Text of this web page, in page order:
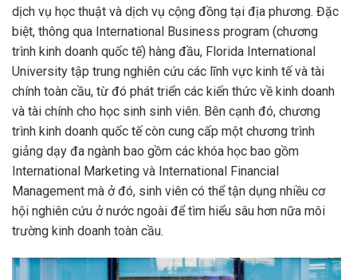
dịch vụ học thuật và dịch vụ cộng đồng tại địa phương. Đặc
biệt, thông qua International Business program (chương
trình kinh doanh quốc tế) hàng đầu, Florida International
University tập trung nghiên cứu các lĩnh vực kinh tế và tài
chính toàn cầu, từ đó phát triển các kiến thức về kinh doanh
và tài chính cho học sinh sinh viên. Bên cạnh đó, chương
trình kinh doanh quốc tế còn cung cấp một chương trình
giảng dạy đa ngành bao gồm các khóa học bao gồm
International Marketing và International Financial
Management mà ở đó, sinh viên có thể tận dụng nhiều cơ
hội nghiên cứu ở nước ngoài để tìm hiểu sâu hơn nữa môi
trường kinh doanh toàn cầu.